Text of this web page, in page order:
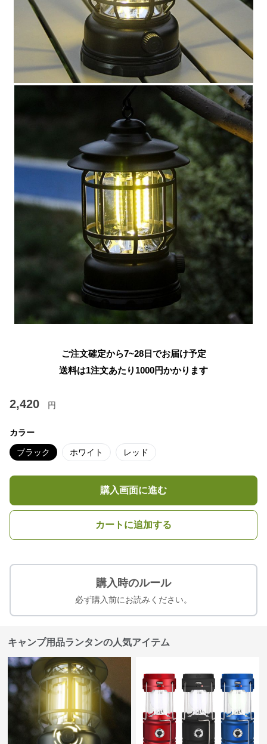
ご注文確定から7~28日でお届け予定
送料は1注文あたり 1000円かかります
2,420 円
カラー
ブラック ホワイト レッド
購入画面に進む
カートに追加する
購入時のルール
必ず購入前にお読みください。
キャンプ用品ランタンの人気アイテム